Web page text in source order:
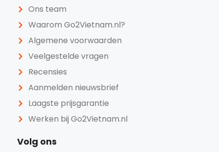
Ons team
Waarom Go2Vietnam.nl?
Algemene voorwaarden
Veelgestelde vragen
Recensies
Aanmelden nieuwsbrief
Laagste prijsgarantie
Werken bij Go2Vietnam.nl
Volg ons